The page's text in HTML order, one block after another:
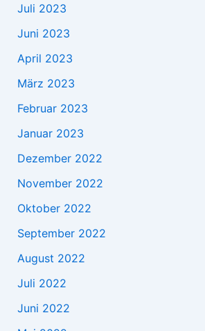
Juli 2023
Juni 2023
April 2023
März 2023
Februar 2023
Januar 2023
Dezember 2022
November 2022
Oktober 2022
September 2022
August 2022
Juli 2022
Juni 2022